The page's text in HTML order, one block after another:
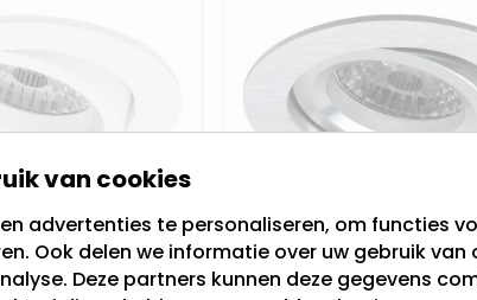
| Julian LED inbouwspot |
van cookies
advertenties te personaliseren, om functies
Ook delen we informatie over uw gebruik
Deze partners kunnen deze gegevens